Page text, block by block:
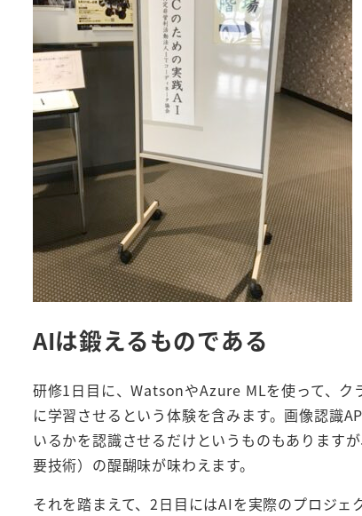
AIは鍛えるものである
研修1日目に、WatsonやAzure MLを使って、ク
に学習させるという体験を含みます。画像認識
いるかを認識させるだけというものもあります
要技術）の醍醐味が味わえます。
それを踏まえて、2日目にはAIを実際のプロジ